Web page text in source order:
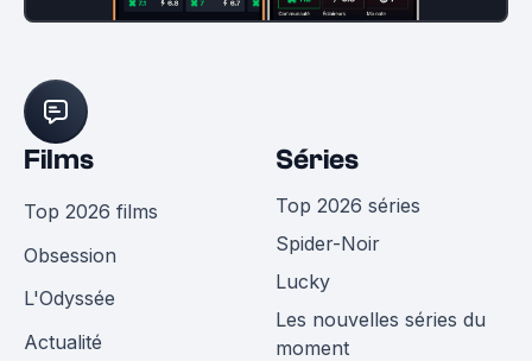
Films
Top 2026 films
Obsession
L'Odyssée
Actualité
Séries
Top 2026 séries
Spider-Noir
Lucky
Les nouvelles séries du
moment